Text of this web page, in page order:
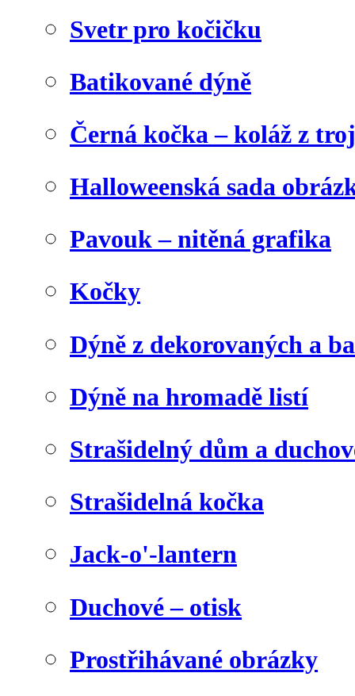
Svetr pro kočičku
Batikované dýně
Černá kočka – koláž z
Halloweenská sada
Pavouk – nitěná grafika
Kočky
Dýně z dekorovaných a
Dýně na hromadě listí
Strašidelný dům a
Strašidelná kočka
Jack-o'-lantern
Duchové – otisk
Prostřihávané obrázky